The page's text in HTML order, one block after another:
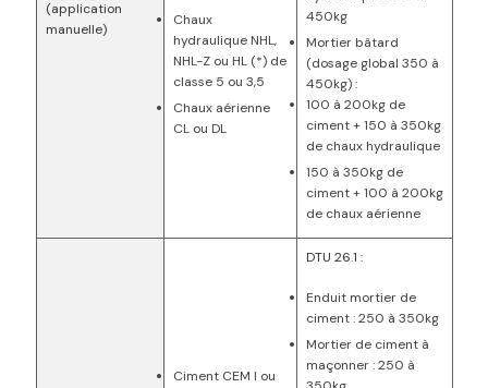
(application
manuelle)
Chaux
hydraulique NHL,
NHL-Z ou HL (*) de
classe 5 ou 3,5
Chaux aérienne
CL ou DL
450kg
Mortier bâtard
(dosage global 350 à
450kg) :
100 à 200kg de
ciment + 150 à 350kg
de chaux hydraulique
150 à 350kg de
ciment + 100 à 200kg
de chaux aérienne
Ciment CEM I ou
DTU 26.1 :
Enduit mortier de
ciment : 250 à 350kg
Mortier de ciment à
maçonner : 250 à